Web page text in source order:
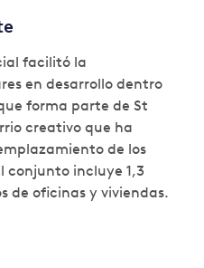
facilitó la
en desarrollo dentro
forma parte de St
creativo que ha
de los
conjunto incluye 1,3
de oficinas y viviendas.